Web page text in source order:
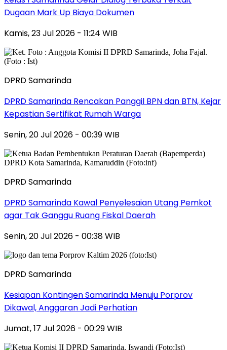
Dugaan Mark Up Biaya Dokumen
Kamis, 23 Jul 2026 - 11:24 WIB
DPRD Samarinda
DPRD Samarinda Rencakan Panggil BPN dan BTN, Kejar
Kepastian Sertifikat Rumah Warga
Senin, 20 Jul 2026 - 00:39 WIB
DPRD Samarinda
DPRD Samarinda Kawal Penyelesaian Utang Pemkot
agar Tak Ganggu Ruang Fiskal Daerah
Senin, 20 Jul 2026 - 00:38 WIB
DPRD Samarinda
Kesiapan Kontingen Samarinda Menuju Porprov
Dikawal, Anggaran Jadi Perhatian
Jumat, 17 Jul 2026 - 00:29 WIB